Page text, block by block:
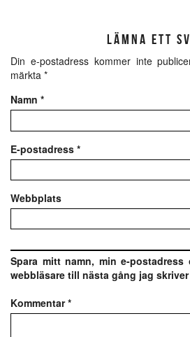
LÄMNA ETT
Din e-postadress kommer inte
märkta *
Namn *
E-postadress *
Webbplats
Spara mitt namn, min e-
webbläsare till nästa gång jag
Kommentar*